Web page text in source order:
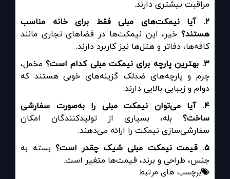
مراقبت بیشتری دارند.
۲.آیا نیمکت‌های مبلی فقط برای خانه مناسب
هستند؟ خیر، این نیمکت‌ها در فضاهای تجاری مانند
کافه‌ها، دفاتر و هتل‌ها نیز کاربرد دارند.
۳. بهترین پارچه برای نیمکت مبلی کدام است؟ مخمل،
چرم و پارچه‌های ضدلک گزینه‌های خوبی هستند که
دوام و زیبایی بالایی دارند.
۴.آیا می‌توان نیمکت مبلی را به‌صورت سفارشی
ساخت؟ بله، بسیاری از تولیدکنندگان امکان
سفارشی‌سازی نیمکت را ارائه می‌دهند.
۵. قیمت نیمکت مبلی شیک چقدر است؟ بسته به
جنس، طراحی و برند، قیمت‌ها متغیر است.
برچسب های مرتبط